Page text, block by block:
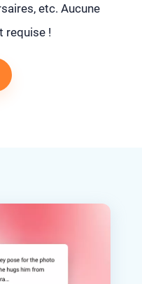
etc. Aucune
requise !